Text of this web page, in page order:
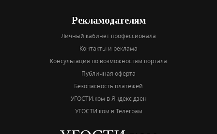
Рекламодателям
Личный кабинет профессионала
Контакты и реклама
Консультация по возможностям портала
Публичная оферта
Безопасность платежей
УГОСТИ.ком в Яндекс дзен
УГОСТИ.ком в Телеграм